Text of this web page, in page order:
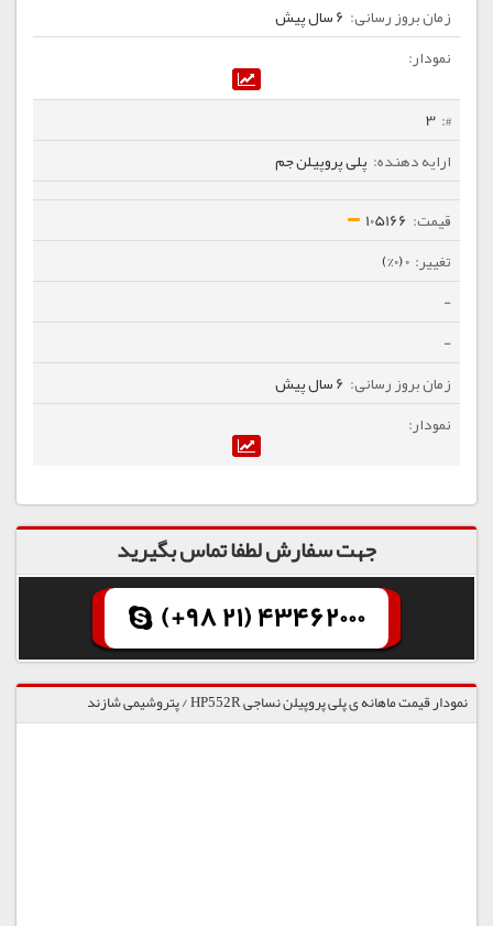
6 سال پیش
3
پلی پروپیلن جم
105166
0 (0%)
-
-
6 سال پیش
جهت سفارش لطفا تماس بگیرید
(+98 21) 43462000
نمودار قیمت ماهانه ی پلی پروپیلن نساجی HP552R / پتروشیمی شازند